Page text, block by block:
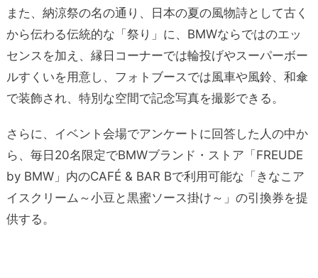
また、納涼祭の名の通り、日本の夏の風物詩として古く
から伝わる伝統的な「祭り」に、BMWならではのエッ
センスを加え、縁日コーナーでは輪投げやスーパーボー
ルすくいを用意し、フォトブースでは風車や風鈴、和傘
で装飾され、特別な空間で記念写真を撮影できる。
さらに、イベント会場でアンケートに回答した人の中か
ら、毎日20名限定でBMWブランド・ストア「FREUDE
by BMW」内のCAFÉ & BAR Bで利用可能な「きなこア
イスクリーム～小豆と黒蜜ソース掛け～」の引換券を提
供する。